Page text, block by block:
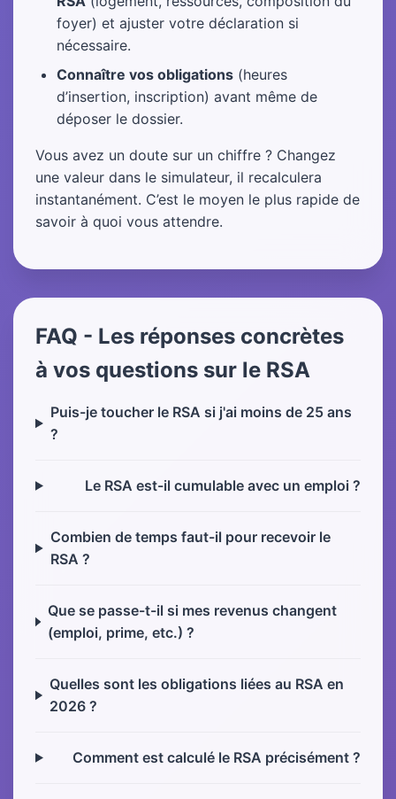
foyer) et ajuster votre déclaration si
nécessaire.
Connaître vos obligations (heures
d’insertion, inscription) avant même de
déposer le dossier.
Vous avez un doute sur un chiffre ? Changez
une valeur dans le simulateur, il recalculera
instantanément. C’est le moyen le plus rapide de
savoir à quoi vous attendre.
FAQ - Les réponses concrètes
à vos questions sur le RSA
Puis-je toucher le RSA si j'ai moins de 25 ans
?
Le RSA est-il cumulable avec un emploi ?
Combien de temps faut-il pour recevoir le
RSA ?
Que se passe-t-il si mes revenus changent
(emploi, prime, etc.) ?
Quelles sont les obligations liées au RSA en
2026 ?
Comment est calculé le RSA précisément ?